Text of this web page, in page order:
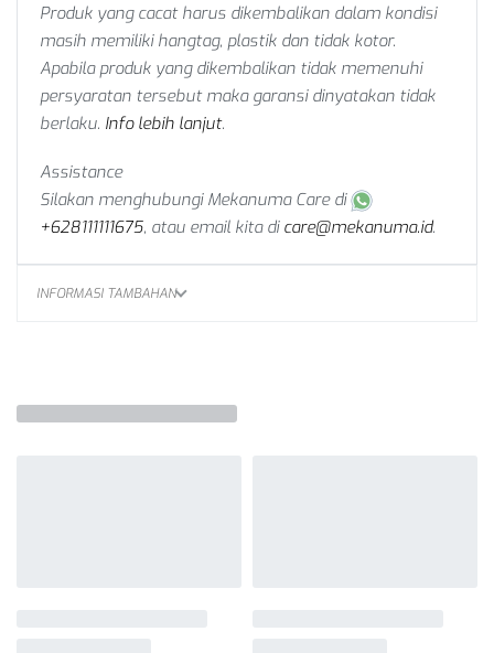
Produk yang cacat harus dikembalikan dalam kondisi
masih memiliki hangtag, plastik dan tidak kotor.
Apabila produk yang dikembalikan tidak memenuhi
persyaratan tersebut maka garansi dinyatakan tidak
berlaku. Info lebih lanjut.
Assistance
Silakan menghubungi Mekanuma Care di
+628111111675, atau email kita di care@mekanuma.id.
INFORMASI TAMBAHAN